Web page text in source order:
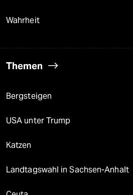
Wahrheit
Themen
Bergsteigen
USA unter Trump
Katzen
Landtagswahl in Sachsen-Anhalt